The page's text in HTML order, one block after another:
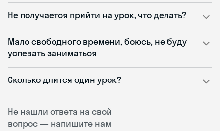
Не нашли ответа на свой
вопрос — напишите нам
Не получается прийти на урок, что делать?
Мало свободного времени, боюсь, не буду
успевать заниматься
Сколько длится один урок?